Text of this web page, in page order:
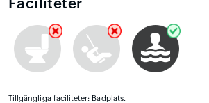
Faciliteter
Tillgängliga faciliteter: Badplats.